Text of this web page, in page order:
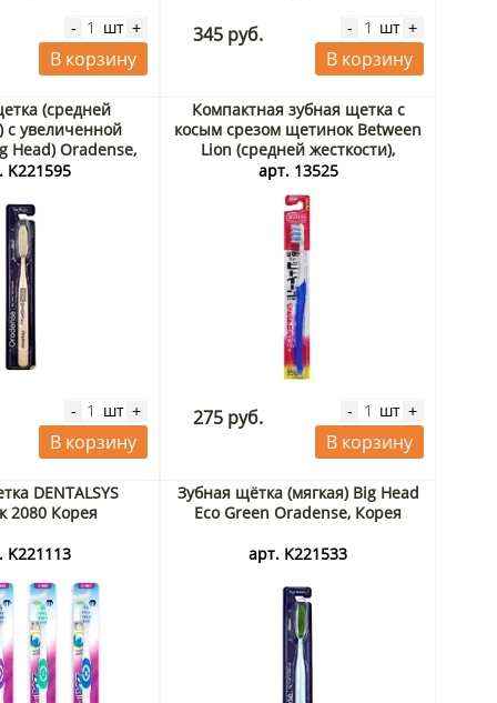
- шт +
В корзину
345 руб. - шт +
В корзину
(средней
с увеличенной
Head) Oradense,
K221595
- шт +
В корзину
Компактная зубная щетка с
косым срезом щетинок Between
Lion (средней жесткости),
Япония
арт. 13525
275 руб. - шт +
В корзину
DENTALSYS
2080 Корея
K221113
Зубная щётка (мягкая) Big Head
Eco Green Oradense, Корея
арт. K221533